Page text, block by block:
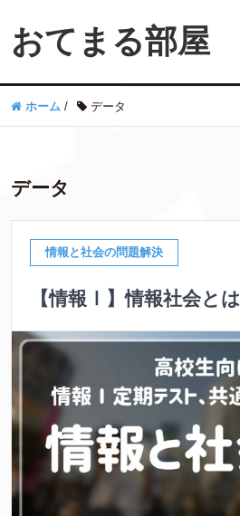
おてまる部屋
ホーム / データ
データ
情報と社会の問題解決
【情報Ⅰ】情報社会とは